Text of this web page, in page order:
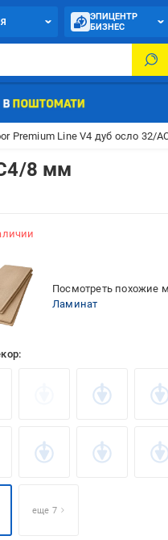
ЭПИЦЕНТР
БИЗНЕС
Premium Line V4 дуб осло 32/
8 мм
Посмотреть похожие
Ламинат
еще 7